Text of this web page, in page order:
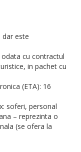
dar este
cu contractul
in pachet cu
(ETA): 16
soferi, personal
– reprezinta o
(se ofera la